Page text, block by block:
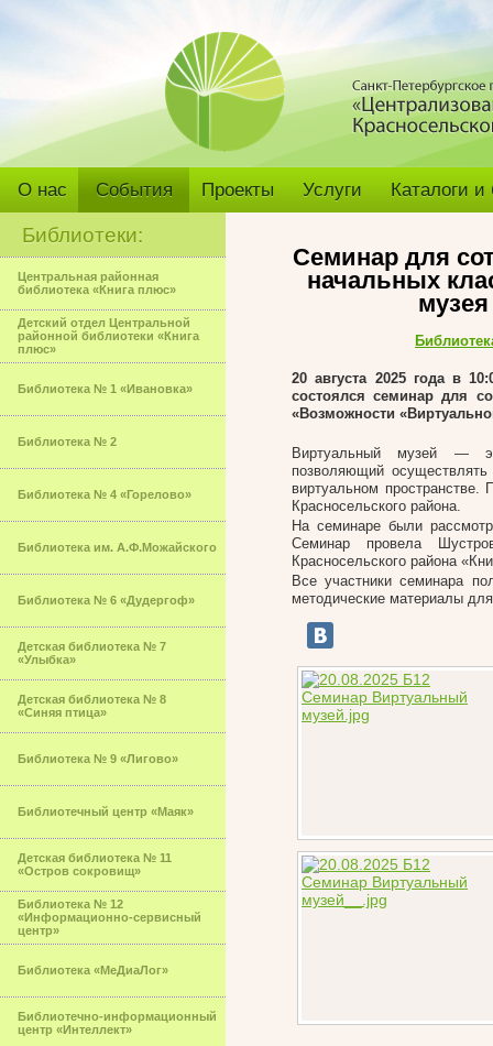
О нас События Проекты Услуги Каталоги
Библиотеки:
Центральная районная
библиотека «Книга плюс»
Детский отдел Центральной
районной библиотеки «Книга
плюс»
Библиотека № 1 «Ивановка»
Библиотека № 2
Библиотека № 4 «Горелово»
Библиотека им. А.Ф.Можайского
Библиотека № 6 «Дудергоф»
Детская библиотека № 7
«Улыбка»
Детская библиотека № 8
«Синяя птица»
Библиотека № 9 «Лигово»
Библиотечный центр «Маяк»
Детская библиотека № 11
«Остров сокровищ»
Библиотека № 12
«Информационно-сервисный
центр»
Библиотека «МеДиаЛог»
Библиотечно-информационный
центр «Интеллект»
Семинар для
начальных
20 августа 2025 года в
состоялся семинар для
«Возможности
Виртуальный музей —
позволяющий
виртуальном
Красносельского района.
На семинаре были
Семинар провела
Красносельского района
Все участники семинара
методические материалы